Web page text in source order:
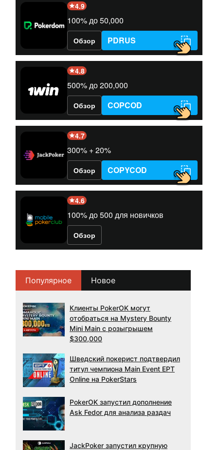
4.9
100% до 50,000
PDRUS
Обзор
4.8
500% до 200,000
COPCOD
Обзор
4.7
300% + 20%
COPYCOD
Обзор
4.6
100% до 500 для новичков
Обзор
Популярное Новое
Клиенты PokerOK могут
отобраться на Mystery Bounty
Mini Main с розыгрышем
$300,000
Шведский покерист подтвердил
титул чемпиона Main Event EPT
Online на PokerStars
PokerOK запустил дополнение
Ask Fedor для анализа раздач
JackPoker запустил крупную